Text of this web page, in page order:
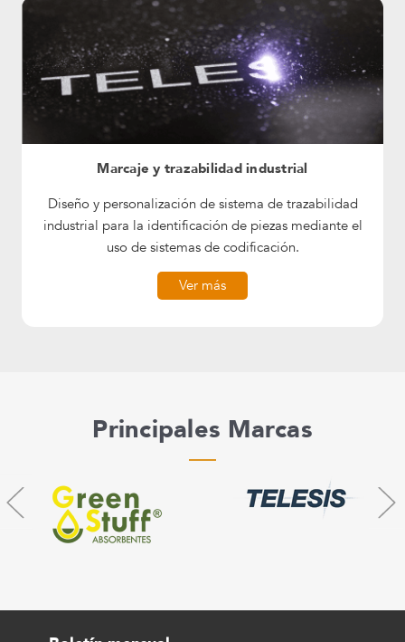
Marcaje y trazabilidad industrial
Diseño y personalización de sistema de trazabilidad
industrial para la identificación de piezas mediante el
uso de sistemas de codificación.
Ver más
Principales Marcas